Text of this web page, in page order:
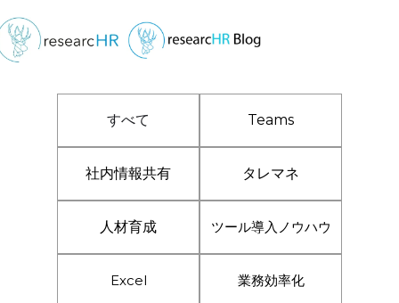
すべて Teams
社内情報共有 タレマネ
人材育成 ツール導入ノウハウ
Excel 業務効率化